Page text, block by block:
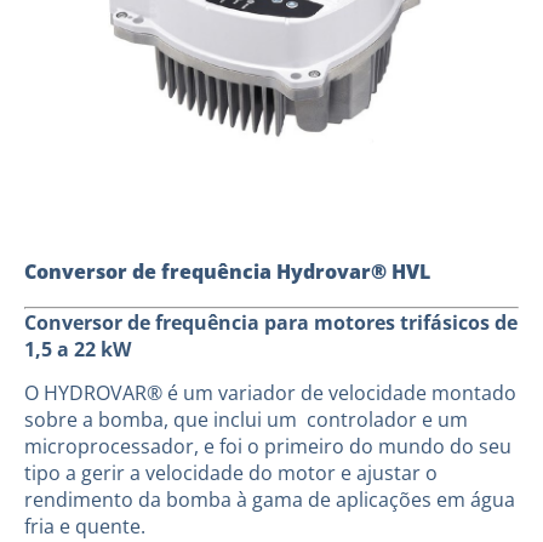
Conversor de frequência Hydrovar® HVL
Conversor de frequência para motores trifásicos de
1,5 a 22 kW
O HYDROVAR® é um variador de velocidade montado
sobre a bomba, que inclui um controlador e um
microprocessador, e foi o primeiro do mundo do seu
tipo a gerir a velocidade do motor e ajustar o
rendimento da bomba à gama de aplicações em água
fria e quente.